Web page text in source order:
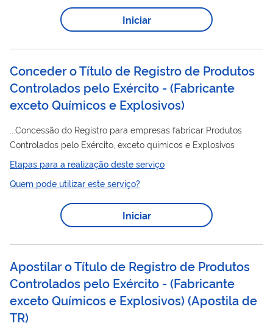
Iniciar
Conceder o Título de Registro de Produtos
Controlados pelo Exército - (Fabricante
exceto Químicos e Explosivos)
...Concessão do Registro para empresas fabricar Produtos
Controlados pelo Exército, exceto químicos e Explosivos
Etapas para a realização deste serviço
Quem pode utilizar este serviço?
Iniciar
Apostilar o Título de Registro de Produtos
Controlados pelo Exército - (Fabricante
exceto Químicos e Explosivos) (Apostila de
TR)